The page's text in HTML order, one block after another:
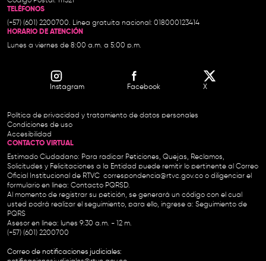
TELÉFONOS
(+57) (601) 2200700. Línea gratuita nacional: 018000123414
HORARIO DE ATENCIÓN
Lunes a viernes de 8:00 a.m. a 5:00 p.m.
Instagram Facebook X
Política de privacidad y tratamiento de datos personales
Condiciones de uso
Accesibilidad
CONTACTO VIRTUAL
Estimado Ciudadano: Para radicar Peticiones, Quejas, Reclamos,
Solicitudes y Felicitaciones a la Entidad puede remitir lo pertinente al Correo
Oficial Institucional de RTVC correspondencia@rtvc.gov.co o diligenciar el
formulario en línea: Contacto PQRSD.
Al momento de registrar su petición, se generará un código con el cual
usted podrá realizar el seguimiento, para ello, ingrese a: Seguimiento de
PQRS
Asesor en línea: lunes 9:30 a.m. - 12 m.
(+57) (601) 2200700
Correo de notificaciones judiciales: